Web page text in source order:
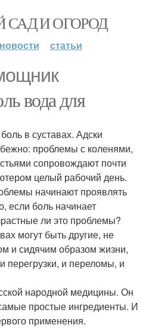
САД И ОГОРОД
новости статьи
вода для
в суставах. Адски
проблемы с коленями,
сопровождают почти
целый рабочий день.
начинают проявлять
если боль начинает
ли это проблемы?
могут быть другие, не
и сидячим образом жизни,
перегрузки, и переломы, и
народной медицины. Он
простые ингредиенты. И
применения.